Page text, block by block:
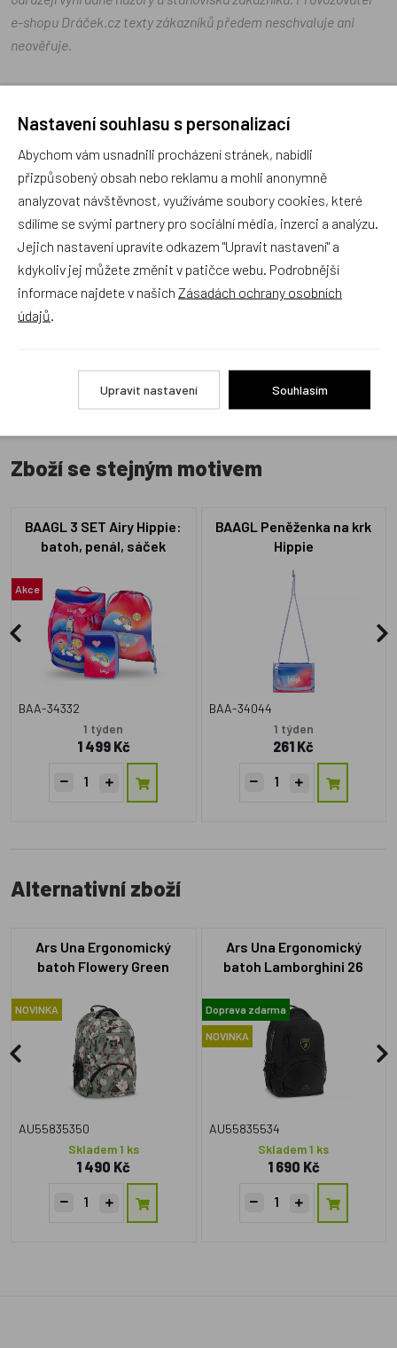
e-shopu Dráček.cz texty zákazníků předem neschvaluje ani
neověřuje.
Recenze
Produkt zatím nemá žádné hodnocení,buďte první, kdo
produkt ohodnotí!
Zboží se stejným motivem
BAAGL 3 SET Airy Hippie:
batoh, penál, sáček
Akce
BAA-34332
1 týden
1 499 Kč
BAAGL Peněženka na krk
Hippie
BAA-34044
1 týden
261 Kč
Alternativní zboží
Ars Una Ergonomický
batoh Flowery Green
NOVINKA
AU55835350
Skladem 1 ks
1 490 Kč
Ars Una Ergonomický
batoh Lamborghini 26
Doprava zdarma
NOVINKA
AU55835534
Skladem 1 ks
1 690 Kč
Nastavení souhlasu s personalizací
Abychom vám usnadnili procházení stránek, nabídli
přizpůsobený obsah nebo reklamu a mohli anonymně
analyzovat návštěvnost, využíváme soubory cookies, které
sdílíme se svými partnery pro sociální média, inzerci a analýzu.
Jejich nastavení upravíte odkazem "Upravit nastavení" a
kdykoliv jej můžete změnit v patičce webu. Podrobnější
informace najdete v našich Zásadách ochrany osobních
údajů
Upravit nastavení Souhlasím